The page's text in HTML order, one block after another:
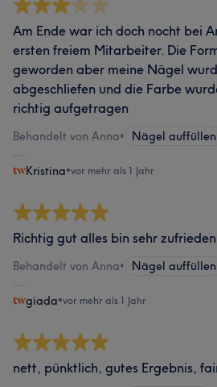
Am Ende war ich doch nocht bei
ersten freiem Mitarbeiter. Die
geworden aber meine Nägel
abgeschliefen und die Farbe
richtig aufgetragen
Behandelt von Anna• Nägel auffüllen
Kristina•vor mehr als 1 Jahr
Richtig gut alles bin sehr zufrieden
Behandelt von Anna• Nägel auffüllen
giada•vor mehr als 1 Jahr
nett, pünktlich, gutes Ergebnis,